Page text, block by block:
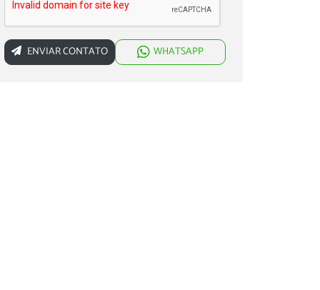
ENVIAR CONTATO WHATSAPP